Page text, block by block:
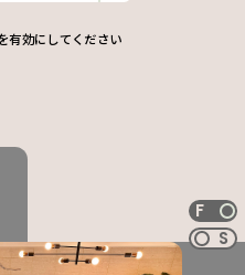
有効にしてください
F
S